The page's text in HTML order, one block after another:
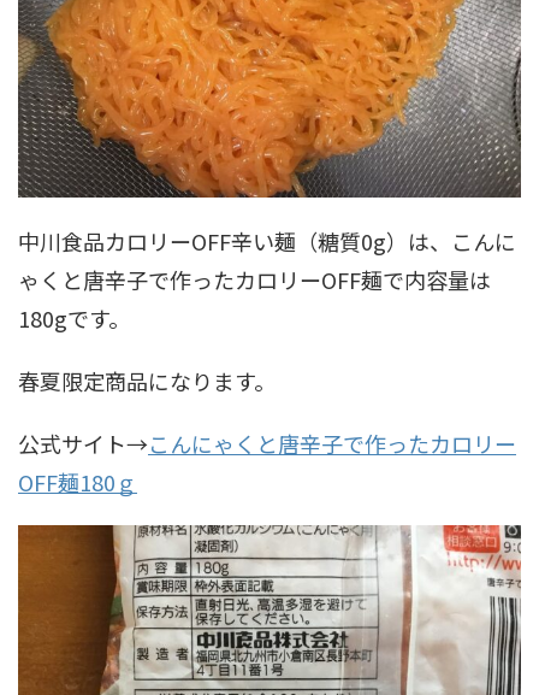
中川食品カロリーOFF辛い麺（糖質0g）は、こんに
ゃくと唐辛子で作ったカロリーOFF麺で内容量は
180gです。
春夏限定商品になります。
公式サイト→こんにゃくと唐辛子で作ったカロリー
OFF麺180ｇ